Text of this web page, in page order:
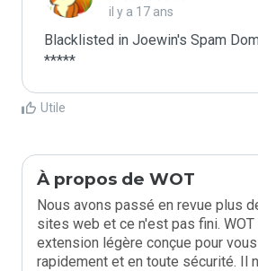
il y a 17 ans
Blacklisted in Joewin's Spam
*****
Utile
À propos de WOT
Nous avons passé en revue plus
sites web et ce n'est pas fini. WOT
extension légère conçue pour
rapidement et en toute sécurité. Il